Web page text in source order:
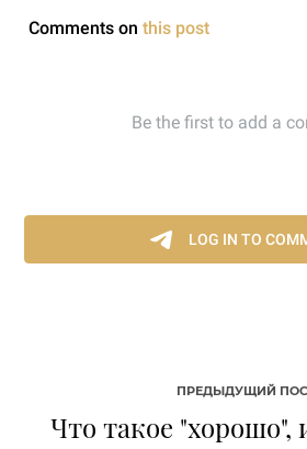
ПРЕДЫДУЩИЙ
Что такое "хорошо",